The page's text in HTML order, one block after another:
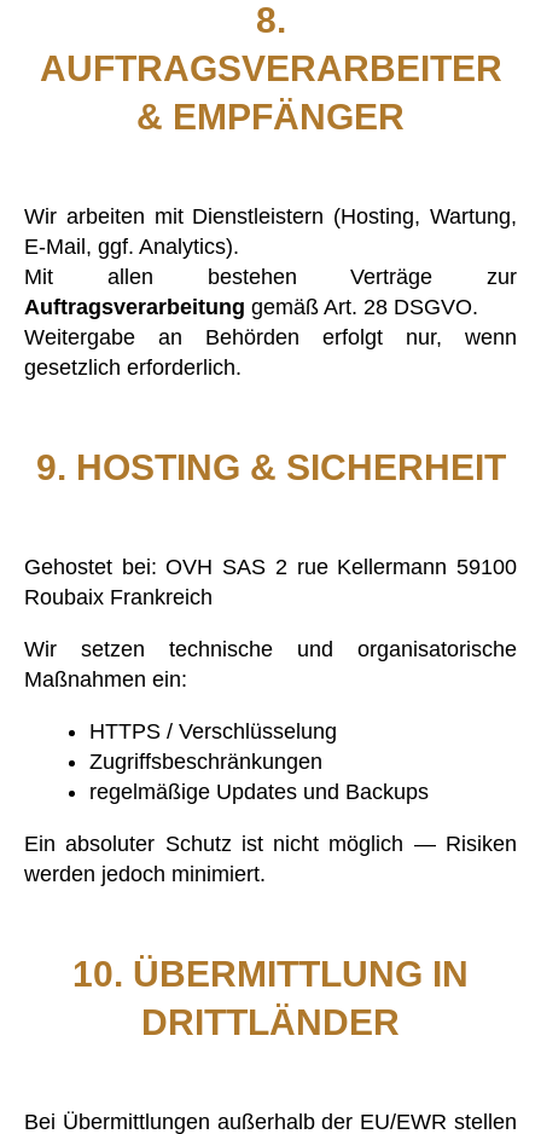
8.
AUFTRAGSVERARBEITER
& EMPFÄNGER
Wir arbeiten mit Dienstleistern (Hosting, Wartung,
E-Mail, ggf. Analytics).
Mit allen bestehen Verträge zur
Auftragsverarbeitung gemäß Art. 28 DSGVO.
Weitergabe an Behörden erfolgt nur, wenn
gesetzlich erforderlich.
9. HOSTING & SICHERHEIT
Gehostet bei: OVH SAS 2 rue Kellermann 59100
Roubaix Frankreich
Wir setzen technische und organisatorische
Maßnahmen ein:
HTTPS / Verschlüsselung
Zugriffsbeschränkungen
regelmäßige Updates und Backups
Ein absoluter Schutz ist nicht möglich — Risiken
werden jedoch minimiert.
10. ÜBERMITTLUNG IN
DRITTLÄNDER
Bei Übermittlungen außerhalb der EU/EWR stellen